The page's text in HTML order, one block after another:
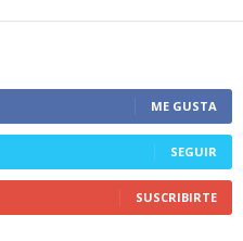
ME GUSTA
SEGUIR
SUSCRIBIRTE